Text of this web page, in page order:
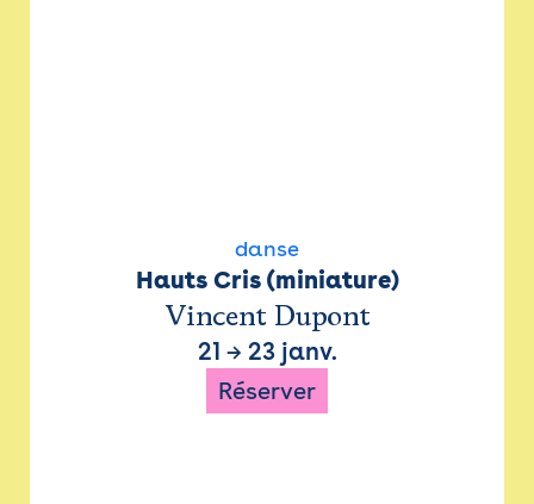
danse
Hauts Cris (miniature)
Vincent Dupont
21 → 23 janv.
Réserver